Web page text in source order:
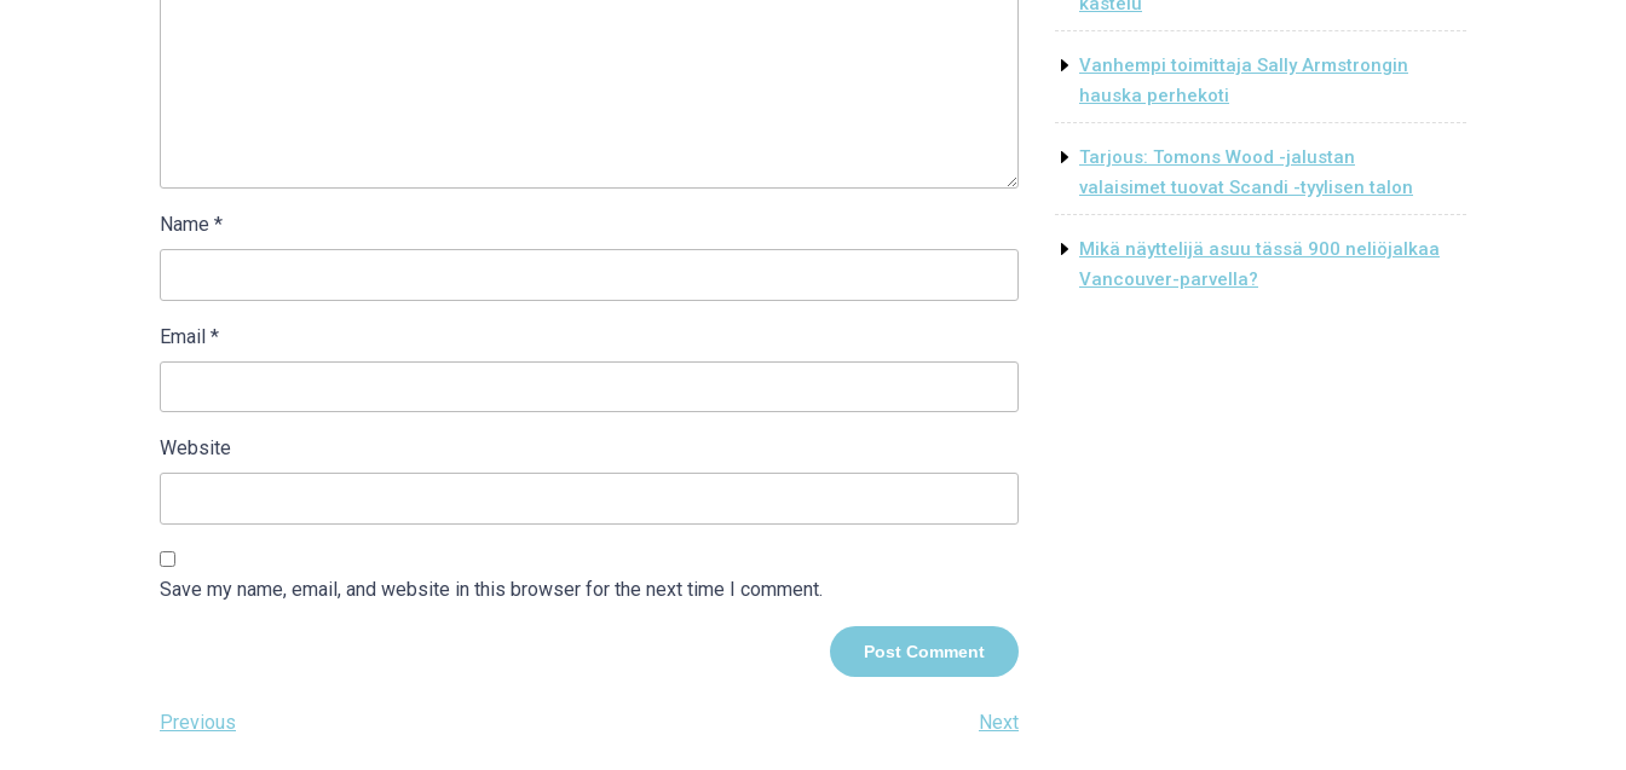
Name *
Email *
Website
Save my name, email, and website in this browser for the next time I comment.
Post
Previous
Previous
Next
Next
Vanhempi toimittaja Sally Armstrongin
hauska perhekoti
Tarjous: Tomons Wood -jalustan
valaisimet tuovat Scandi -tyylisen talon
Mikä näyttelijä asuu tässä 900 neliöjalkaa
Vancouver-parvella?